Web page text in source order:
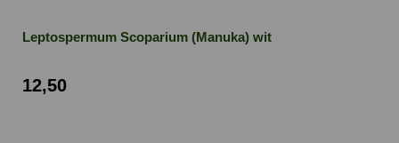
Leptospermum Scoparium (Manuka) wit
12,50